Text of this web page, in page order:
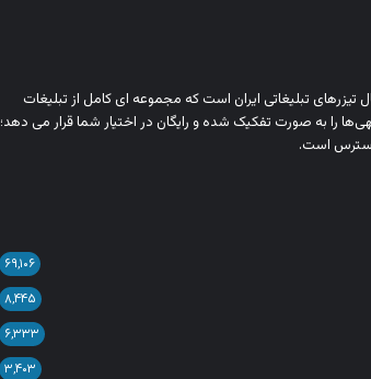
تیزرهای تبلیغاتی ایران است که مجموعه‌ ای کامل از تبلیغات
را به‌ صورت تفکیک‌ شده و رایگان در اختیار شما قرار می‌ دهد؛
دسترس است.
۶۹,۱۰۶
۸,۴۴۵
۶,۳۳۳
۳,۴۰۳